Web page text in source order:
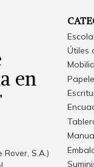
en
Rover, S.A.)
Útiles